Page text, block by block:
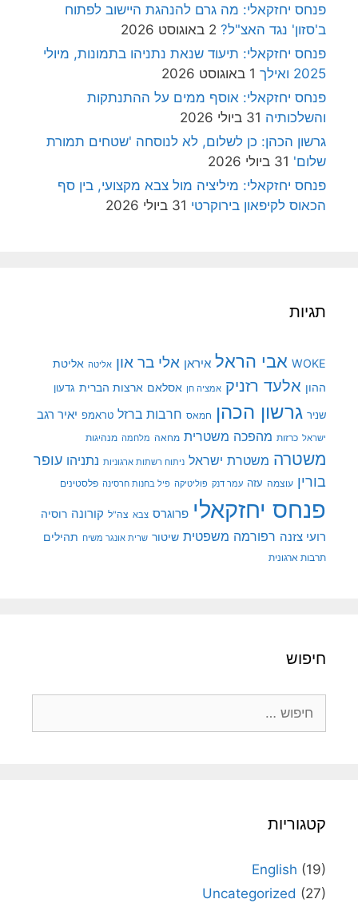
פנחס יחזקאלי: מה גרם להנהגת היישוב לפתוח
ב'סזון' נגד האצ"ל? 2 באוגוסט 2026
פנחס יחזקאלי: תיעוד שנאת נתניהו בתמונות, מיולי
2025 ואילך
1 באוגוסט 2026
פנחס יחזקאלי: אוסף ממים על ההתנתקות
והשלכותיה 31 ביולי 2026
גרשון הכהן: כן לשלום, לא לנוסחה 'שטחים תמורת
שלום' 31 ביולי 2026
פנחס יחזקאלי: מיליציה מול צבא מקצועי, בין סף
הכאוס לקיפאון בירוקרטי 31 ביולי 2026
תגיות
WOKE אבי הראל איראן אלי בר און אליטה אליטת
ההון אלעד רזניק אמציה חן אסלאם ארצות הברית גדעון
שניר גרשון הכהן חמאס חרבות ברזל טראמפ יאיר רגב
ישראל כרזות מהפכה משטרית מחאה מלחמה מנהיגות
משטרה משטרת ישראל ניתוח רשתות ארגוניות נתניהו עופר
בורין עוצמה עזה עמר דנק פוליטיקה פיל בחנות חרסינה פלסטינים
פנחס יחזקאלי פרוגרס צבא צה"ל קורונה רוסיה
רועי צזנה רפורמה משפטית שיטור שרית אונגר משיח תהילים
תרבות ארגונית
חיפוש
קטגוריות
English (19)
Uncategorized (27)